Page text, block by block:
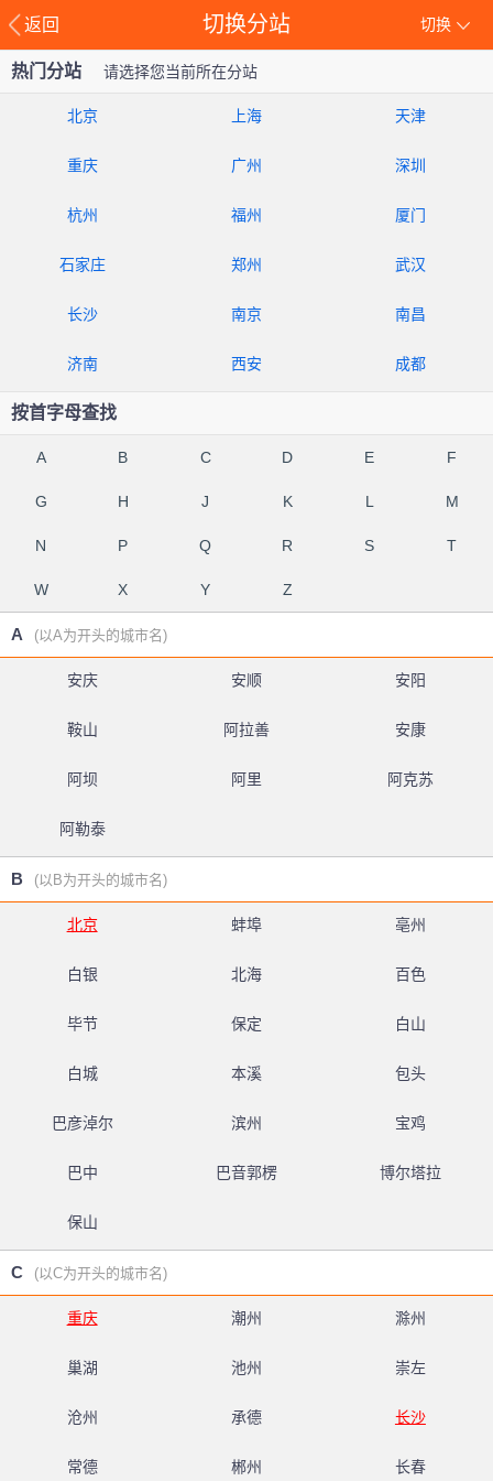
返回 切换
切换分站
热门分站 请选择您当前所在分站
北京 上海 天津
重庆 广州 深圳
杭州 福州 厦门
石家庄 郑州 武汉
长沙 南京 南昌
济南 西安 成都
按首字母查找
A B C D E F
G H J K L M
N P Q R S T
W X Y Z
A (以A为开头的城市名)
安庆 安顺 安阳
鞍山 阿拉善 安康
阿坝 阿里 阿克苏
阿勒泰
B (以B为开头的城市名)
北京 蚌埠 亳州
白银 北海 百色
毕节 保定 白山
白城 本溪 包头
巴彦淖尔 滨州 宝鸡
巴中 巴音郭楞 博尔塔拉
保山
C (以C为开头的城市名)
重庆 潮州 滁州
巢湖 池州 崇左
沧州 承德 长沙
常德 郴州 长春